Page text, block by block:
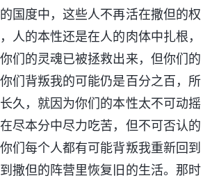
国度中，这些人不再活在撒但的权
人的本性还是在人的肉体中扎根，
们的灵魂已被拯救出来，但你们的
们背叛我的可能仍是百分之百，所
久，就因为你们的本性太不可动摇
尽本分中尽力吃苦，但不可否认的
们每个人都有可能背叛我重新回到
撒但的阵营里恢复旧的生活。那时